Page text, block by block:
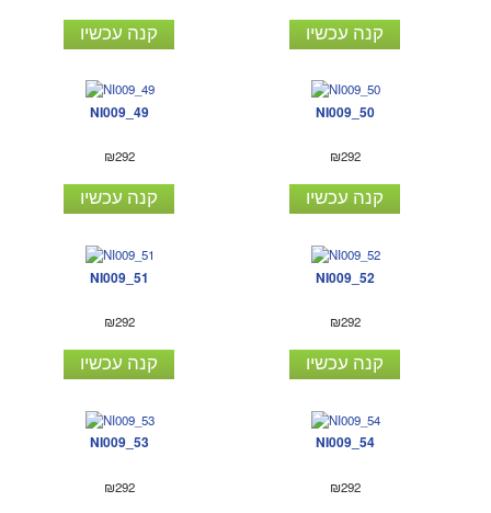
קנה עכשיו קנה עכשיו
NI009_49
₪292
קנה עכשיו
NI009_50
₪292
קנה עכשיו
NI009_51
₪292
קנה עכשיו
NI009_52
₪292
קנה עכשיו
NI009_53
₪292
NI009_54
₪292